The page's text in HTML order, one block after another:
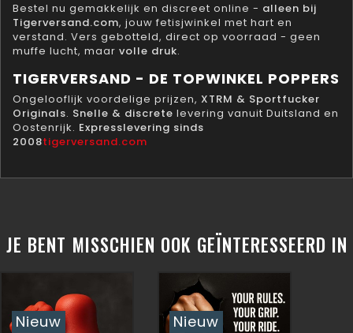
Bestel nu gemakkelijk en discreet online - alleen bij
Tigerversand.com, jouw fetisjwinkel met hart en
verstand. Vers gebotteld, direct op voorraad - geen
muffe lucht, maar volle druk.
TIGERVERSAND - DE TOPWINKEL POPPERS
Ongelooflijk voordelige prijzen, XTRM & Sportfucker
Originals. Snelle & discrete levering vanuit Duitsland en
Oostenrijk. Expresslevering sinds
2008tigerversand.com
JE BENT MISSCHIEN OOK GEÏNTERESSEERD IN
Nieuw Nieuw